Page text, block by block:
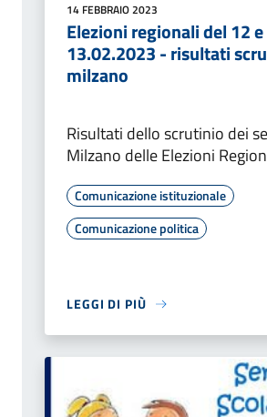
14 FEBBRAIO 2023
Elezioni regionali del 12 e
13.02.2023 - risultati
milzano
Risultati dello scrutinio dei
Milzano delle Elezioni
Comunicazione istituzionale
Comunicazione politica
LEGGI DI PIÙ